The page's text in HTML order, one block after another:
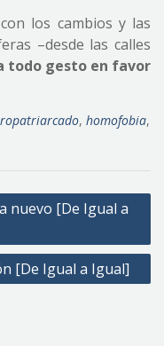
los cambios y las
–desde las calles
todo gesto en favor
, homofobia,
nuevo [De Igual a
[De Igual a Igual]